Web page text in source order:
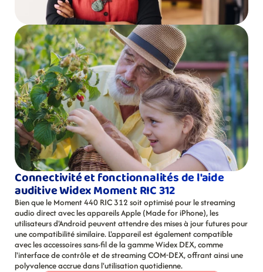
Connectivité et fonctionnalités de l'aide
auditive Widex Moment RIC 312
Bien que le Moment 440 RIC 312 soit optimisé pour le streaming
audio direct avec les appareils Apple (Made for iPhone), les
utilisateurs d'Android peuvent attendre des mises à jour futures pour
une compatibilité similaire. L'appareil est également compatible
avec les accessoires sans-fil de la gamme Widex DEX, comme
l'interface de contrôle et de streaming COM-DEX, offrant ainsi une
polyvalence accrue dans l'utilisation quotidienne.